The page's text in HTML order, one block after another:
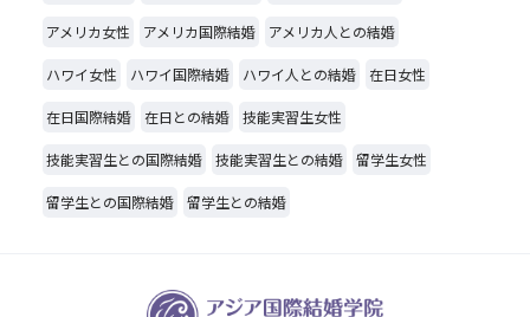
アメリカ女性 アメリカ国際結婚 アメリカ人との結婚
ハワイ女性 ハワイ国際結婚 ハワイ人との結婚 在日女性
在日国際結婚 在日との結婚 技能実習生女性
技能実習生との国際結婚 技能実習生との結婚 留学生女性
留学生との国際結婚 留学生との結婚